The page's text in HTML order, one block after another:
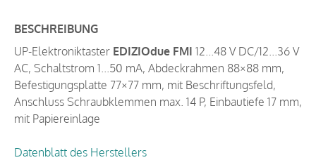
BESCHREIBUNG
UP-Elektroniktaster EDIZIOdue FMI 12...48 V DC/12...36 V
AC, Schaltstrom 1...50 mA, Abdeckrahmen 88×88 mm,
Befestigungsplatte 77×77 mm, mit Beschriftungsfeld,
Anschluss Schraubklemmen max. 14 P, Einbautiefe 17 mm,
mit Papiereinlage
Datenblatt des Herstellers